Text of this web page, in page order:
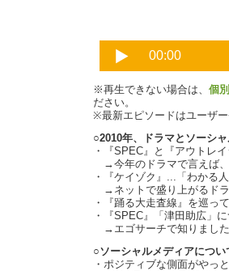
※再生できない場合は、 個
ださい。
※最新エピソードはユーザ
○2010年、ドラマとソーシ
・『SPEC』と『アウトレ
→今年のドラマで言えば
・『ケイゾク』...「わかる
→ネットで盛り上がるド
・『踊る大走査線』を巡っ
・『SPEC』「津田助広」
→エゴサーチで知りまし
○ソーシャルメディアにつ
・ポジティブな側面がやっ